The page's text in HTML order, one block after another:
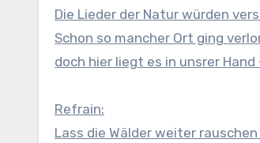
Die Lieder der Natur würden
Schon so mancher Ort ging
doch hier liegt es in unsrer
Refrain:
Lass die Wälder weiter